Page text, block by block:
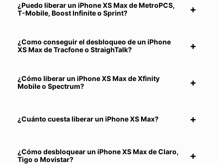
¿Puedo liberar un iPhone XS Max de MetroPCS,
T-Mobile, Boost Infinite o Sprint?
¿Como conseguir el desbloqueo de un iPhone
XS Max de Tracfone o StraighTalk?
¿Cómo liberar un iPhone XS Max de Xfinity
Mobile o Spectrum?
¿Cuánto cuesta liberar un iPhone XS Max?
¿Cómo desbloquear un iPhone XS Max de Claro,
Tigo o Movistar?